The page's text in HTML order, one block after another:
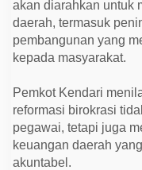
akan diarahkan untuk
daerah, termasuk
pembangunan yang
kepada masyarakat.
Pemkot Kendari
reformasi birokrasi
pegawai, tetapi juga
keuangan daerah
akuntabel.